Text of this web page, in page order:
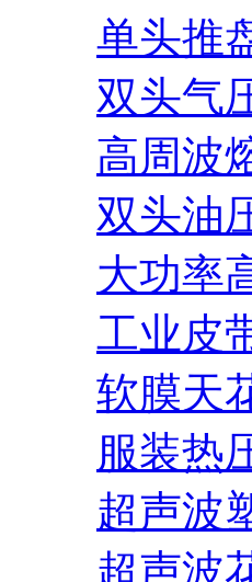
单头推
双头气
高周波
双头油
大功率
工业皮
软膜天
服装热
超声波
超声波